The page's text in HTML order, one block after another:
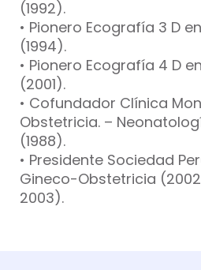
(1992).
• Pionero Ecografía 3 D
(1994).
• Pionero Ecografía 4 D
(2001).
• Cofundador Clínica
Obstetricia. –
(1988).
• Presidente Sociedad
Gineco-Obstetricia
2003).